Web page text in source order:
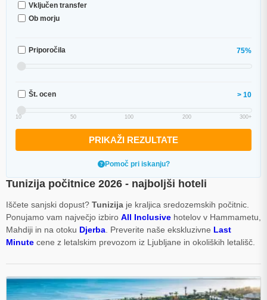
Vključen transfer
Ob morju
Priporočila 75%
Št. ocen > 10
10 50 100 200 300+
PRIKAŽI REZULTATE
Pomoč pri iskanju?
Tunizija počitnice 2026 - najboljši hoteli
Iščete sanjski dopust? Tunizija je kraljica sredozemskih počitnic.
Ponujamo vam največjo izbiro All Inclusive hotelov v Hammametu,
Mahdiji in na otoku Djerba . Preverite naše ekskluzivne Last
Minute cene z letalskim prevozom iz Ljubljane in okoliških letališč.